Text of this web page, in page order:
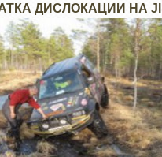
ДИСЛОКАЦИИ НА